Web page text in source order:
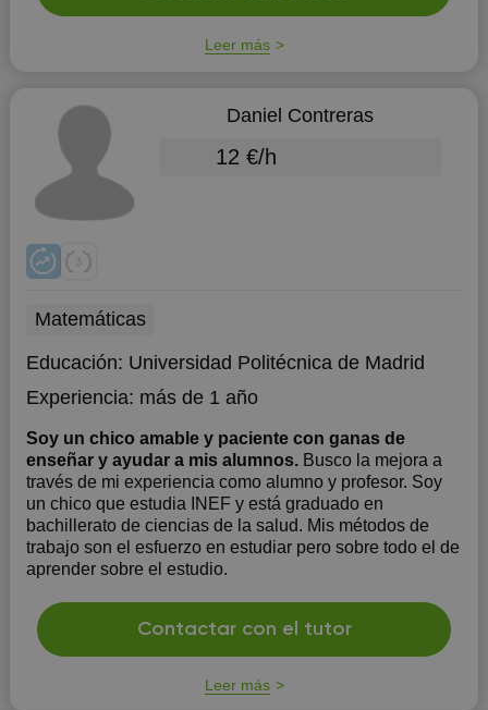
Leer más
Daniel Contreras
12 €/h
Matemáticas
Educación: Universidad Politécnica de Madrid
Experiencia: más de 1 año
Soy un chico amable y paciente con ganas de
enseñar y ayudar a mis alumnos. Busco la mejora a
través de mi experiencia como alumno y profesor. Soy
un chico que estudia INEF y está graduado en
bachillerato de ciencias de la salud. Mis métodos de
trabajo son el esfuerzo en estudiar pero sobre todo el de
aprender sobre el estudio.
Contactar con el tutor
Leer más